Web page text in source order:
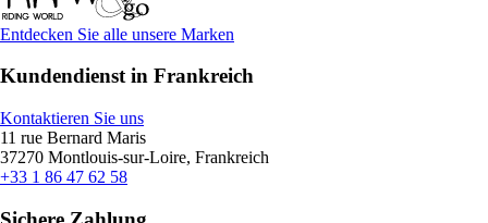
Entdecken Sie alle unsere Marken
Kundendienst in Frankreich
Kontaktieren Sie uns
11 rue Bernard Maris
37270 Montlouis-sur-Loire, Frankreich
+33 1 86 47 62 58